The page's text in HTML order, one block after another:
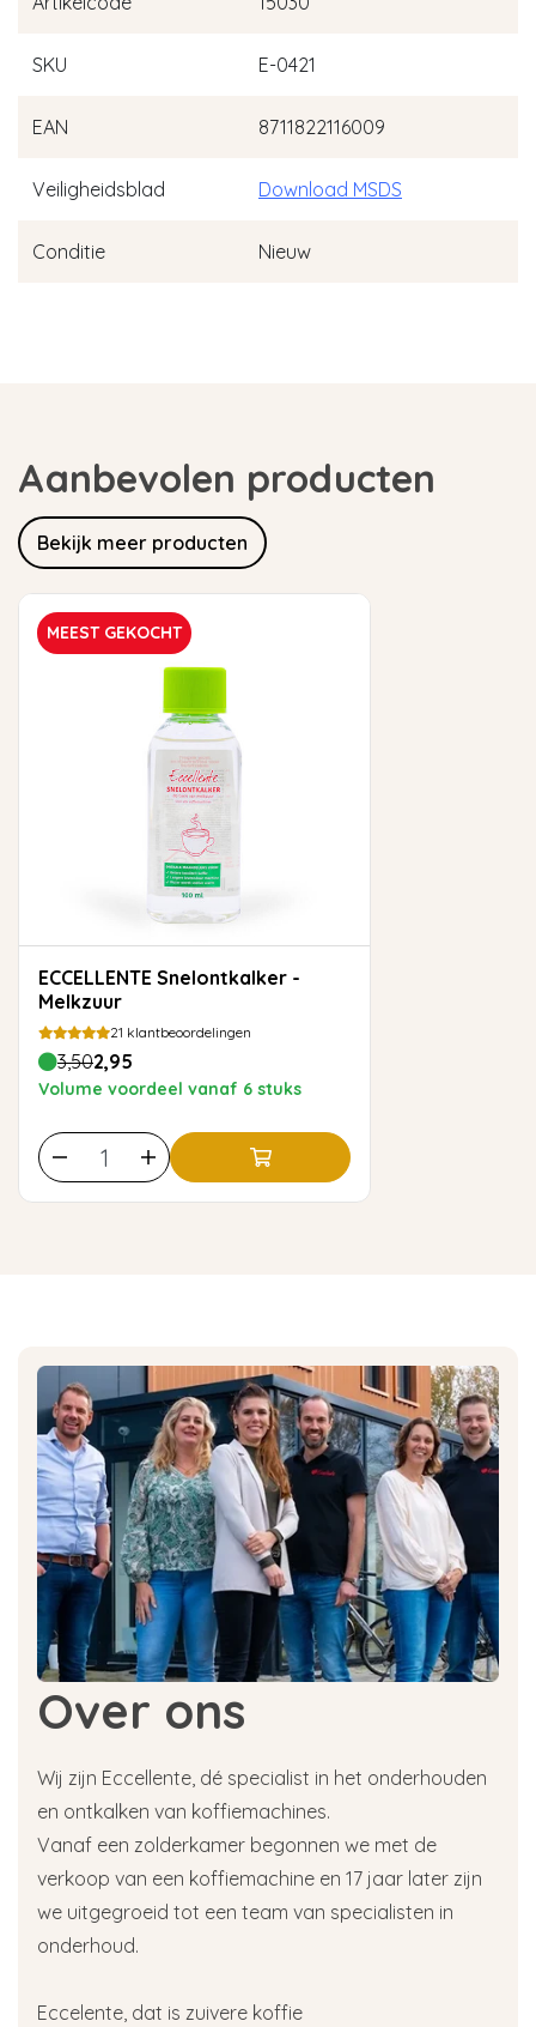
SKU E-0421
EAN 8711822116009
Veiligheidsblad Download MSDS
Conditie Nieuw
Aanbevolen producten
Bekijk meer producten
MEEST GEKOCHT
ECCELLENTE Snelontkalker -
Melkzuur
21 klantbeoordelingen
3,502,95
Volume voordeel vanaf 6 stuks
Over ons
Wij zijn Eccellente, dé specialist in het onderhouden
en ontkalken van koffiemachines.
Vanaf een zolderkamer begonnen we met de
verkoop van een koffiemachine en 17 jaar later zijn
we uitgegroeid tot een team van specialisten in
onderhoud.
Eccelente, dat is zuivere koffie